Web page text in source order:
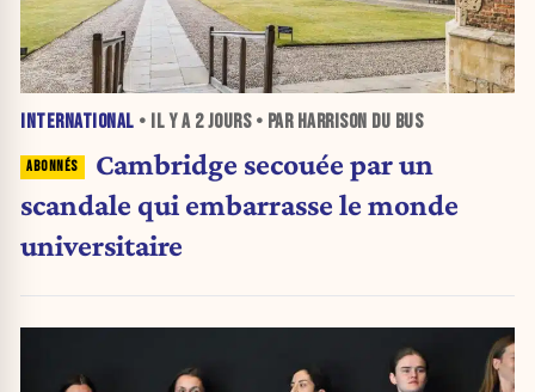
INTERNATIONAL • IL Y A 2 JOURS• PAR HARRISON DU BUS
Cambridge secouée par un
scandale qui embarrasse le monde
universitaire